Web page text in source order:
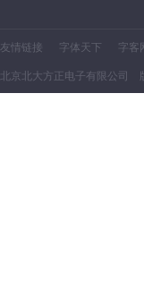
友情链接 字体天下 字客
北京北大方正电子有限公司